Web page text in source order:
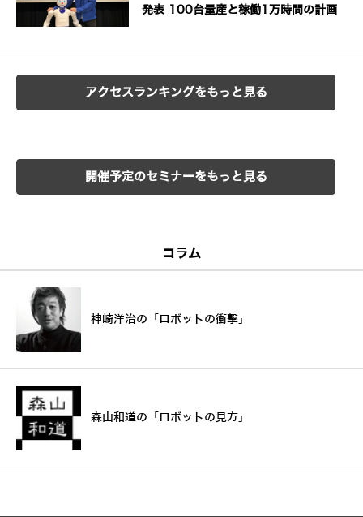
発表 100台量産と稼働1万時間の計画
アクセスランキングをもっと見る
開催予定のセミナーをもっと見る
コラム
神崎洋治の「ロボットの衝撃」
森山和道の「ロボットの見方」